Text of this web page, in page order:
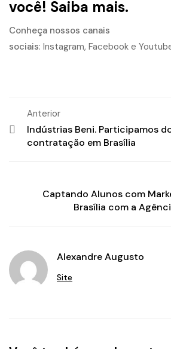
você! Saiba mais.
Conheça nossos canais
sociais: Instagram, Facebook e
Anterior
Indústrias Beni. Participamos
contratação em Brasília
Captando Alunos com
Brasília com a
Alexandre Augusto
Site